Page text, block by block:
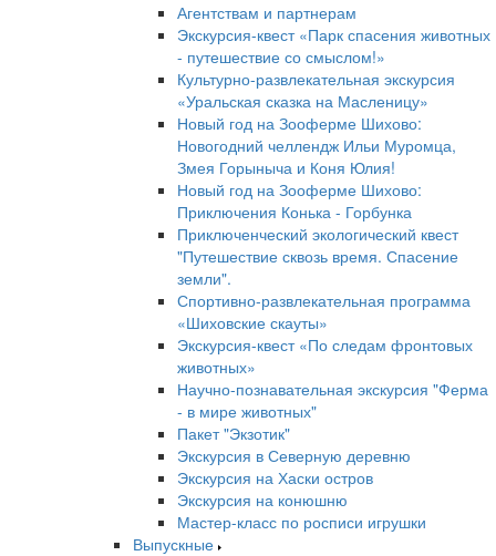
Агентствам и партнерам
Экскурсия-квест «Парк спасения животных
- путешествие со смыслом!»
Культурно-развлекательная экскурсия
«Уральская сказка на Масленицу»
Новый год на Зооферме Шихово:
Новогодний челлендж Ильи Муромца,
Змея Горыныча и Коня Юлия!
Новый год на Зооферме Шихово:
Приключения Конька - Горбунка
Приключенческий экологический квест
"Путешествие сквозь время. Спасение
земли".
Спортивно-развлекательная программа
«Шиховские скауты»
Экскурсия-квест «По следам фронтовых
животных»
Научно-познавательная экскурсия "Ферма
- в мире животных"
Пакет "Экзотик"
Экскурсия в Северную деревню
Экскурсия на Хаски остров
Экскурсия на конюшню
Мастер-класс по росписи игрушки
Выпускные